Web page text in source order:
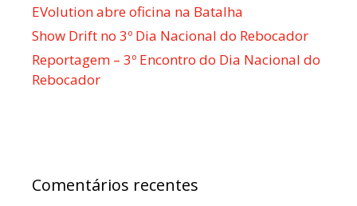
EVolution abre oficina na Batalha
Show Drift no 3º Dia Nacional do Rebocador
Reportagem – 3º Encontro do Dia Nacional do
Rebocador
Comentários recentes